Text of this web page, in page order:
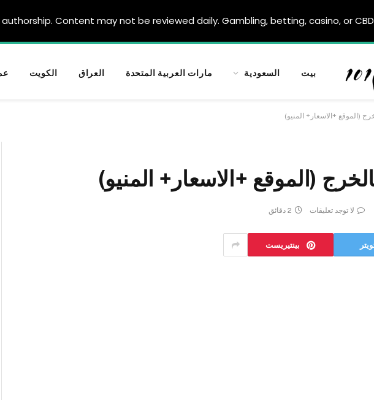
بيت السعودية مارات العربية المتحدة العراق الكويت
(الموقع +الاسعار+ المنيو)
(الموقع +الاسعار+ المنيو)
لا توجد تعليقات 2 دقائق
بينتيريست
Content may not be reviewed daily. Gambling, betting, casino, or